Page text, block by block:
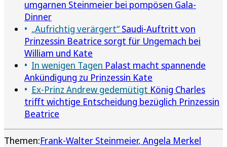
umgarnen Steinmeier bei pompösen Gala-
Dinner
„Aufrichtig verärgert“ Saudi-Auftritt von
Prinzessin Beatrice sorgt für Ungemach bei
William und Kate
In wenigen Tagen Palast macht spannende
Ankündigung zu Prinzessin Kate
Ex-Prinz Andrew gedemütigt König Charles
trifft wichtige Entscheidung bezüglich Prinzessin
Beatrice
Themen:Frank-Walter Steinmeier Angela Merkel